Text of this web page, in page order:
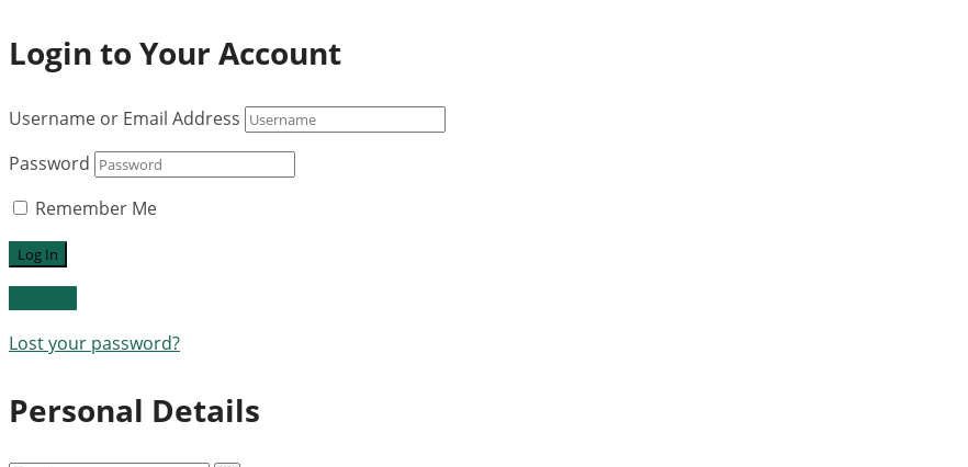
Login to Your Account
Username or Email Address
Password
Remember Me
Lost your password?
Personal Details